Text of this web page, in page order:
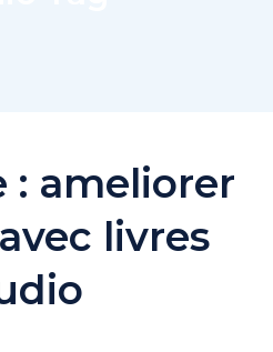
: ameliorer
livres